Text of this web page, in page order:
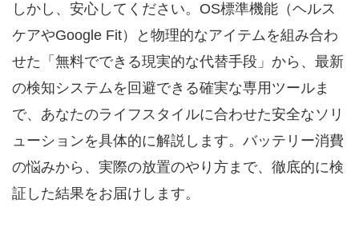
しかし、安心してください。OS標準機能（ヘルス
ケアやGoogle Fit）と物理的なアイテムを組み合わ
せた「無料でできる現実的な代替手段」から、最新
の検知システムを回避できる確実な専用ツールま
で、あなたのライフスタイルに合わせた安全なソリ
ューションを具体的に解説します。バッテリー消費
の悩みから、実際の放置のやり方まで、徹底的に検
証した結果をお届けします。